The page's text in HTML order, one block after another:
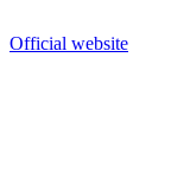
Official website